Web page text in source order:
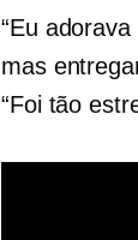
“Eu
mas
“Foi tão